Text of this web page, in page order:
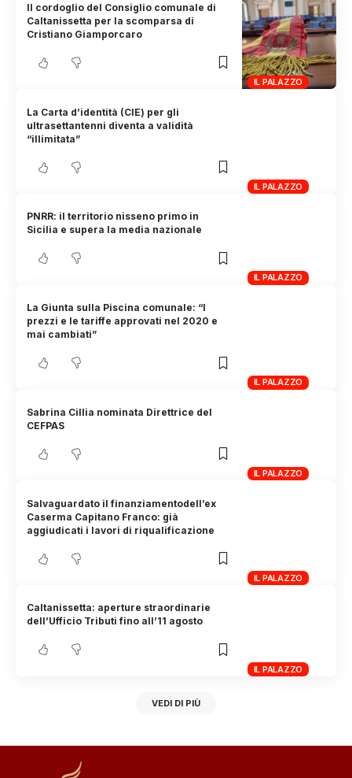
IL PALAZZO
Il cordoglio del Consiglio comunale di
Caltanissetta per la scomparsa di
Cristiano Giamporcaro
IL PALAZZO
La Carta d’identità (CIE) per gli
ultrasettantenni diventa a validità
“illimitata”
IL PALAZZO
PNRR: il territorio nisseno primo in
Sicilia e supera la media nazionale
IL PALAZZO
La Giunta sulla Piscina comunale: “I
prezzi e le tariffe approvati nel 2020 e
mai cambiati”
IL PALAZZO
Sabrina Cillia nominata Direttrice del
CEFPAS
IL PALAZZO
Salvaguardato il finanziamentodell’ex
Caserma Capitano Franco: già
aggiudicati i lavori di riqualificazione
IL PALAZZO
Caltanissetta: aperture straordinarie
dell’Ufficio Tributi fino all’11 agosto
VEDI DI PIÙ